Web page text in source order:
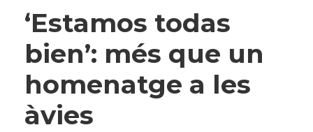
‘Estamos todas
bien’: més que un
homenatge a les
àvies